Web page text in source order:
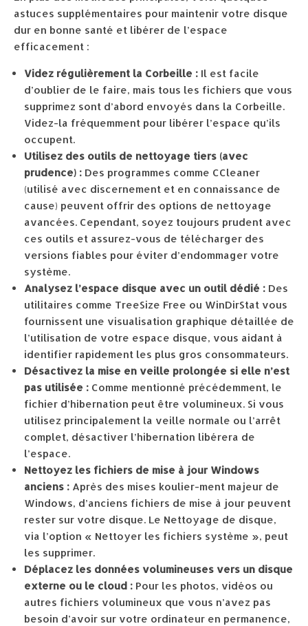
astuces supplémentaires pour maintenir votre disque
dur en bonne santé et libérer de l’espace
efficacement :
Videz régulièrement la Corbeille : Il est facile
d’oublier de le faire, mais tous les fichiers que vous
supprimez sont d’abord envoyés dans la Corbeille.
Videz-la fréquemment pour libérer l’espace qu’ils
occupent.
Utilisez des outils de nettoyage tiers (avec
prudence) : Des programmes comme CCleaner
(utilisé avec discernement et en connaissance de
cause) peuvent offrir des options de nettoyage
avancées. Cependant, soyez toujours prudent avec
ces outils et assurez-vous de télécharger des
versions fiables pour éviter d’endommager votre
système.
Analysez l’espace disque avec un outil dédié : Des
utilitaires comme TreeSize Free ou WinDirStat vous
fournissent une visualisation graphique détaillée de
l’utilisation de votre espace disque, vous aidant à
identifier rapidement les plus gros consommateurs.
Désactivez la mise en veille prolongée si elle n’est
pas utilisée : Comme mentionné précédemment, le
fichier d’hibernation peut être volumineux. Si vous
utilisez principalement la veille normale ou l’arrêt
complet, désactiver l’hibernation libérera de
l’espace.
Nettoyez les fichiers de mise à jour Windows
anciens : Après des mises koulier-ment majeur de
Windows, d’anciens fichiers de mise à jour peuvent
rester sur votre disque. Le Nettoyage de disque,
via l’option « Nettoyer les fichiers système », peut
les supprimer.
Déplacez les données volumineuses vers un disque
externe ou le cloud : Pour les photos, vidéos ou
autres fichiers volumineux que vous n’avez pas
besoin d’avoir sur votre ordinateur en permanence,